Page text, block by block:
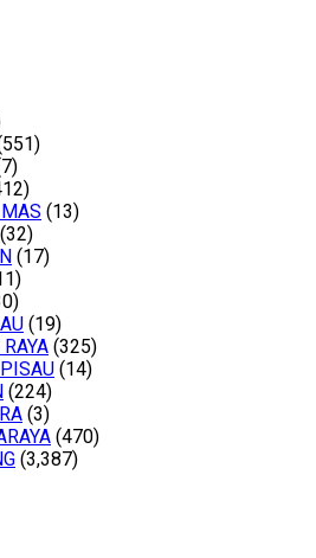
(13)
(32)
(17)
(19)
(325)
(14)
(224)
(3)
(470)
(3,387)